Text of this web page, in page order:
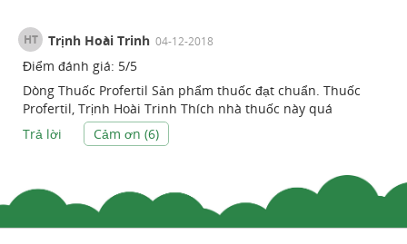
HT Trịnh Hoài Trinh 04-12-2018
Điểm đánh giá: 5/5
Dòng Thuốc Profertil Sản phẩm thuốc đạt chuẩn. Thuốc
Profertil, Trịnh Hoài Trinh Thích nhà thuốc này quá
Trả lời
Cảm ơn (6)